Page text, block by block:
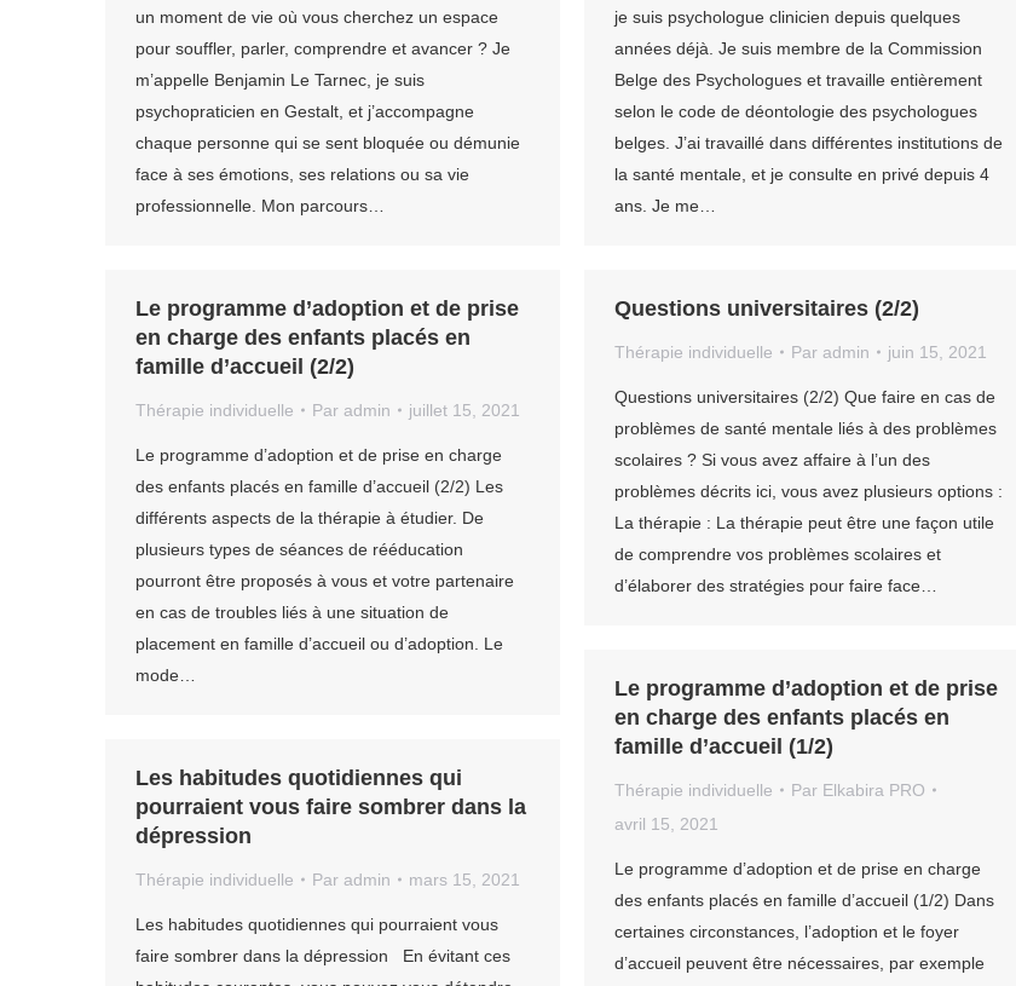
un moment de vie où vous cherchez un espace
pour souffler, parler, comprendre et avancer ? Je
m’appelle Benjamin Le Tarnec, je suis
psychopraticien en Gestalt, et j’accompagne
chaque personne qui se sent bloquée ou démunie
face à ses émotions, ses relations ou sa vie
professionnelle. Mon parcours…
je suis psychologue clinicien depuis quelques
années déjà. Je suis membre de la Commission
Belge des Psychologues et travaille entièrement
selon le code de déontologie des psychologues
belges. J’ai travaillé dans différentes institutions de
la santé mentale, et je consulte en privé depuis 4
ans. Je me…
Le programme d’adoption et de prise
en charge des enfants placés en
famille d’accueil (2/2)
Thérapie individuelle Par admin juillet 15, 2021
Le programme d’adoption et de prise en charge
des enfants placés en famille d’accueil (2/2) Les
différents aspects de la thérapie à étudier. De
plusieurs types de séances de rééducation
pourront être proposés à vous et votre partenaire
en cas de troubles liés à une situation de
placement en famille d’accueil ou d’adoption. Le
mode…
Questions universitaires (2/2)
Thérapie individuelle Par admin juin 15, 2021
Questions universitaires (2/2) Que faire en cas de
problèmes de santé mentale liés à des problèmes
scolaires ? Si vous avez affaire à l’un des
problèmes décrits ici, vous avez plusieurs options :
La thérapie : La thérapie peut être une façon utile
de comprendre vos problèmes scolaires et
d’élaborer des stratégies pour faire face…
Le programme d’adoption et de prise
en charge des enfants placés en
famille d’accueil (1/2)
Thérapie individuelle Par Elkabira PRO
avril 15, 2021
Le programme d’adoption et de prise en charge
des enfants placés en famille d’accueil (1/2) Dans
certaines circonstances, l’adoption et le foyer
d’accueil peuvent être nécessaires, par exemple
Les habitudes quotidiennes qui
pourraient vous faire sombrer dans la
dépression
Thérapie individuelle Par admin mars 15, 2021
Les habitudes quotidiennes qui pourraient vous
faire sombrer dans la dépression En évitant ces